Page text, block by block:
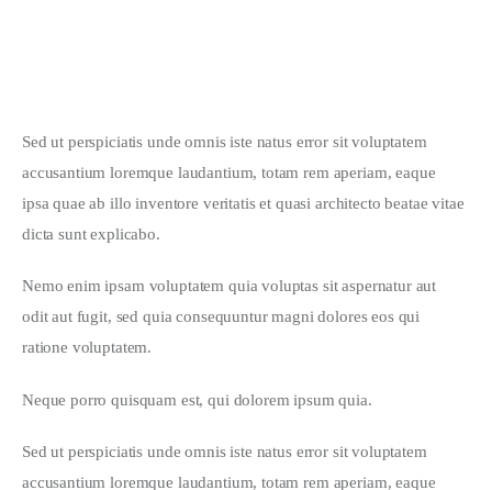
Sed ut perspiciatis unde omnis iste natus error sit voluptatem
accusantium loremque laudantium, totam rem aperiam, eaque
ipsa quae ab illo inventore veritatis et quasi architecto beatae vitae
dicta sunt explicabo.
Nemo enim ipsam voluptatem quia voluptas sit aspernatur aut
odit aut fugit, sed quia consequuntur magni dolores eos qui
ratione voluptatem.
Neque porro quisquam est, qui dolorem ipsum quia.
Sed ut perspiciatis unde omnis iste natus error sit voluptatem
accusantium loremque laudantium, totam rem aperiam, eaque